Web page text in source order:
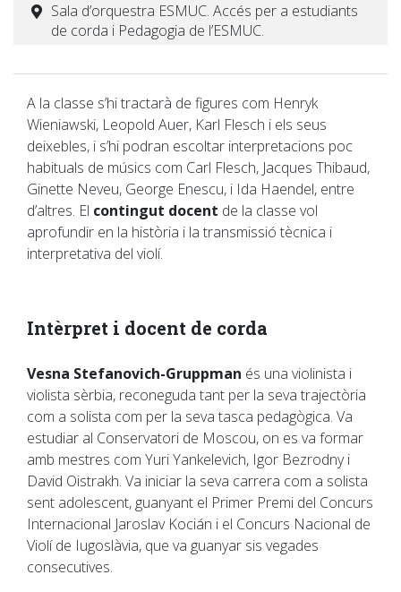
Sala d’orquestra ESMUC. Accés per a estudiants
de corda i Pedagogia de l’ESMUC.
A la classe s’hi tractarà de figures com Henryk
Wieniawski, Leopold Auer, Karl Flesch i els seus
deixebles, i s’hi podran escoltar interpretacions poc
habituals de músics com Carl Flesch, Jacques Thibaud,
Ginette Neveu, George Enescu, i Ida Haendel, entre
d’altres. El contingut docent de la classe vol
aprofundir en la història i la transmissió tècnica i
interpretativa del violí.
Intèrpret i docent de corda
Vesna Stefanovich-Gruppman és una violinista i
violista sèrbia, reconeguda tant per la seva trajectòria
com a solista com per la seva tasca pedagògica. Va
estudiar al Conservatori de Moscou, on es va formar
amb mestres com Yuri Yankelevich, Igor Bezrodny i
David Oistrakh. Va iniciar la seva carrera com a solista
sent adolescent, guanyant el Primer Premi del Concurs
Internacional Jaroslav Kocián i el Concurs Nacional de
Violí de Iugoslàvia, que va guanyar sis vegades
consecutives.